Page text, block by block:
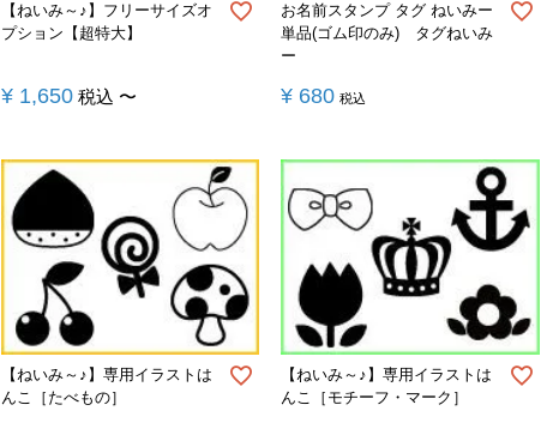
【ねいみ～♪】フリーサイズオ
プション【超特大】
¥ 1,650 税込 〜
お名前スタンプ タグ ねいみー
単品(ゴム印のみ) タグねいみ
ー
¥ 680 税込
【ねいみ～♪】専用イラストは
んこ［たべもの］
【ねいみ～♪】専用イラストは
んこ［モチーフ・マーク］